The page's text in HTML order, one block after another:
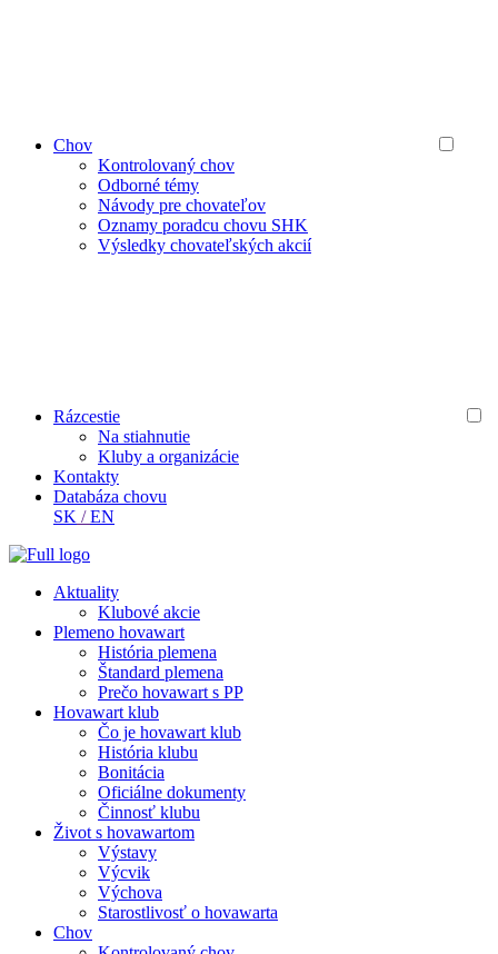
Chov
Kontrolovaný chov
Odborné témy
Návody pre chovateľov
Oznamy poradcu chovu SHK
Výsledky chovateľských akcií
Rázcestie
Na stiahnutie
Kluby a organizácie
Kontakty
Databáza chovu
SK /EN
Aktuality
Klubové akcie
Plemeno hovawart
História plemena
Štandard plemena
Prečo hovawart s PP
Hovawart klub
Čo je hovawart klub
História klubu
Bonitácia
Oficiálne dokumenty
Činnosť klubu
Život s hovawartom
Výstavy
Výcvik
Výchova
Starostlivosť o hovawarta
Chov